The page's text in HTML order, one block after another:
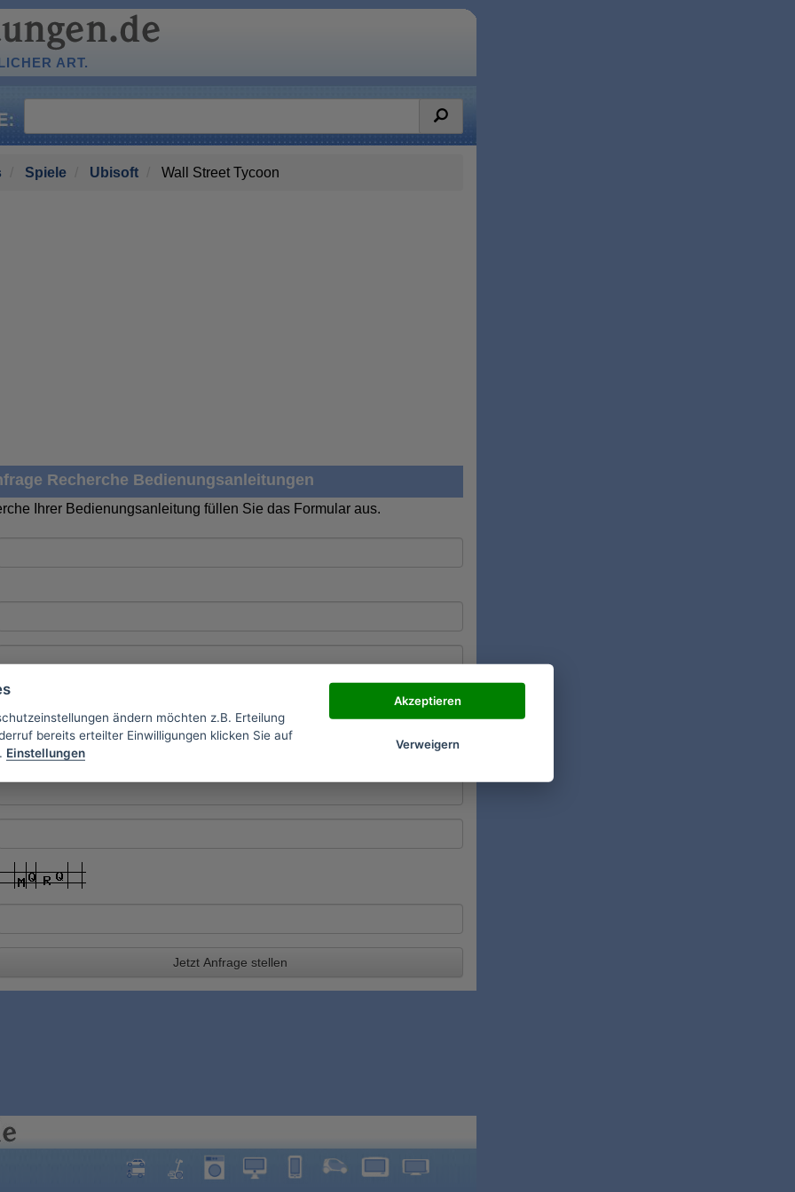
ART.
Spiele Ubisoft Wall Street Tycoon
Recherche Bedienungsanleitungen
Ihrer Bedienungsanleitung füllen Sie das Formular aus.
Jetzt Anfrage stellen
ändern möchten z.B. Erteilung
bereits erteilter Einwilligungen klicken Sie auf
Einstellungen
Akzeptieren
Verweigern